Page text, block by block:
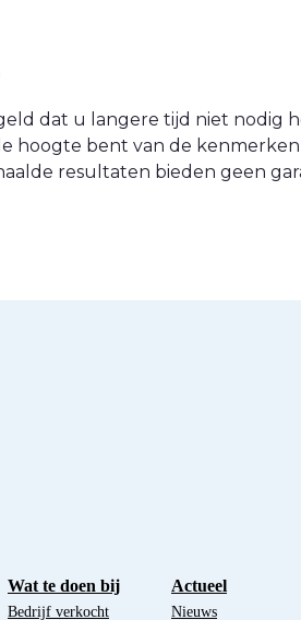
dat u langere tijd niet nodig
hoogte bent van de
resultaten bieden geen
Wat te doen bij
Bedrijf verkocht
Actueel
Nieuws